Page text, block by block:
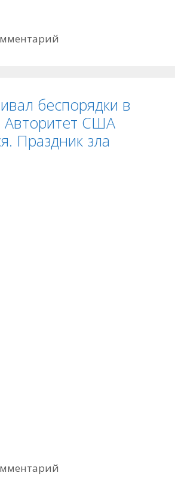
беспорядки в
Авторитет США
Праздник зла